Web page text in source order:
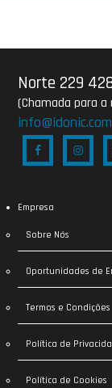
Norte 229
(Chamada para
info@idonic.com
Empresa
Sobre Nós
Oportunidades de
Termos e Condições
Política de
Política de Cookies